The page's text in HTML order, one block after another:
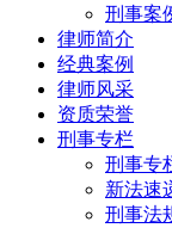
刑事案
律师简介
经典案例
律师风采
资质荣誉
刑事专栏
刑事专
新法速
刑事法